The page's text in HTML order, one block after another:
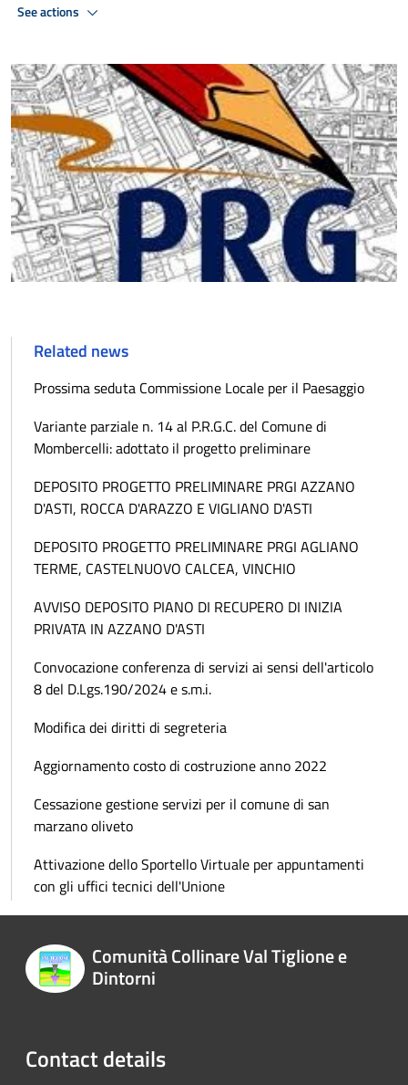
See actions
Related news
Prossima seduta Commissione Locale per il Paesaggio
Variante parziale n. 14 al P.R.G.C. del Comune di
Mombercelli: adottato il progetto preliminare
DEPOSITO PROGETTO PRELIMINARE PRGI AZZANO
D'ASTI, ROCCA D'ARAZZO E VIGLIANO D'ASTI
DEPOSITO PROGETTO PRELIMINARE PRGI AGLIANO
TERME, CASTELNUOVO CALCEA, VINCHIO
AVVISO DEPOSITO PIANO DI RECUPERO DI INIZIA
PRIVATA IN AZZANO D'ASTI
Convocazione conferenza di servizi ai sensi dell'articolo
8 del D.Lgs.190/2024 e s.m.i.
Modifica dei diritti di segreteria
Aggiornamento costo di costruzione anno 2022
Cessazione gestione servizi per il comune di san
marzano oliveto
Attivazione dello Sportello Virtuale per appuntamenti
con gli uffici tecnici dell'Unione
Comunità Collinare Val Tiglione e
Dintorni
Contact details